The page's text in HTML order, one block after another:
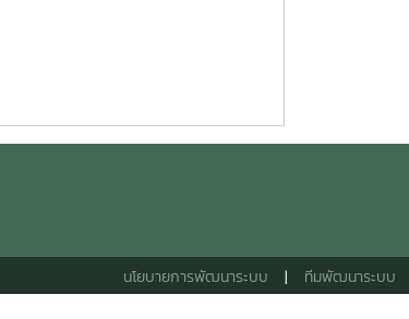
นโยบายการพัฒนาระบบ | ทีมพัฒนาระบบ